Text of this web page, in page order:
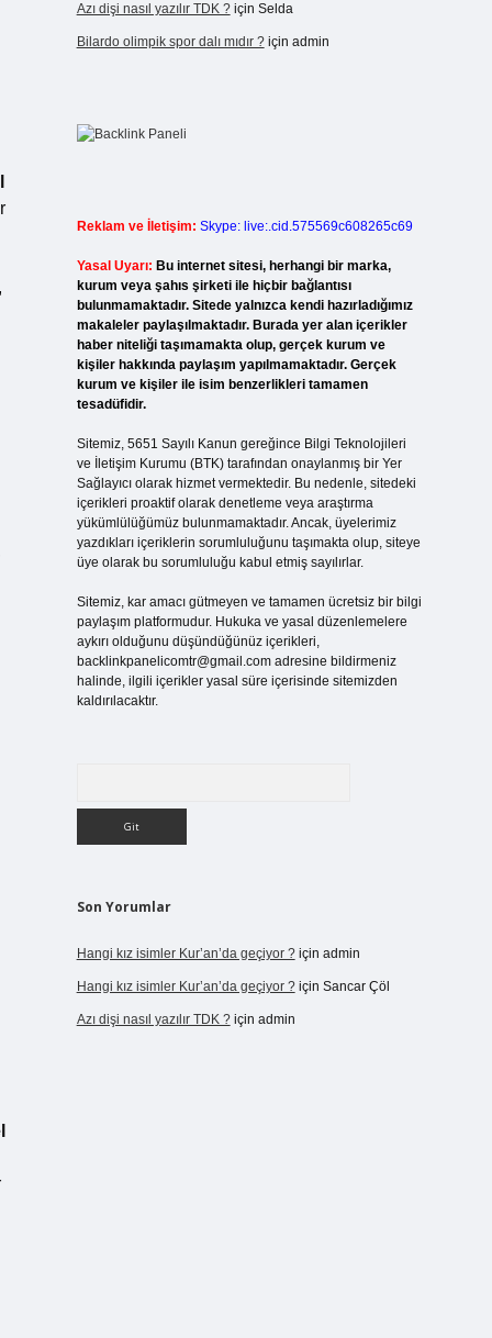
Azı dişi nasıl yazılır TDK ?için Selda
Bilardo olimpik spor dalı mıdır ?için admin
Reklam ve İletişim: Skype: live:.cid.575569c608265c69
Yasal Uyarı: Bu internet sitesi, herhangi bir marka,
kurum veya şahıs şirketi ile hiçbir bağlantısı
bulunmamaktadır. Sitede yalnızca kendi hazırladığımız
makaleler paylaşılmaktadır. Burada yer alan içerikler
haber niteliği taşımamakta olup, gerçek kurum ve
kişiler hakkında paylaşım yapılmamaktadır. Gerçek
kurum ve kişiler ile isim benzerlikleri tamamen
tesadüfidir.
Sitemiz, 5651 Sayılı Kanun gereğince Bilgi Teknolojileri
ve İletişim Kurumu (BTK) tarafından onaylanmış bir Yer
Sağlayıcı olarak hizmet vermektedir. Bu nedenle, sitedeki
içerikleri proaktif olarak denetleme veya araştırma
yükümlülüğümüz bulunmamaktadır. Ancak, üyelerimiz
yazdıkları içeriklerin sorumluluğunu taşımakta olup, siteye
üye olarak bu sorumluluğu kabul etmiş sayılırlar.
Sitemiz, kar amacı gütmeyen ve tamamen ücretsiz bir bilgi
paylaşım platformudur. Hukuka ve yasal düzenlemelere
aykırı olduğunu düşündüğünüz içerikleri,
backlinkpanelicomtr@gmail.comadresine bildirmeniz
halinde, ilgili içerikler yasal süre içerisinde sitemizden
kaldırılacaktır.
Son Yorumlar
Hangi kız isimler Kur’an’da geçiyor ?için admin
Hangi kız isimler Kur’an’da geçiyor ?için Sancar Çöl
Azı dişi nasıl yazılır TDK ?için admin